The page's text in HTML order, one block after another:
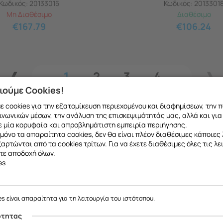
Κωδικός: 20133015
Μη Διαθέσιμο
€167.79
Κωδικός: 20133018
Διαθέσιμο
€106.24
1 2 3 4
ανταλλακτικό που θέλετε μπορείτε να
μιλήσετε με εξειδικευμένο συνεργάτη
Cookies!
cookies για την εξατομίκευση περιεχομένου και διαφημίσεων, την
μέσων, την ανάλυση της επισκεψιμότητάς μας, αλλά και
κορυφαία και απροβλημάτιστη εμπειρία περιήγησης.
τα απαραίτητα cookies, δεν θα είναι πλέον διαθέσιμες κάποιες
από τα cookies τρίτων. Για να έχετε διαθέσιμες όλες τις
αποδοχή όλων.
είναι απαραίτητα για τη λειτουργία του ιστότοπου.
να σας ενημερώσουμε ότι η επιχείρησή μας θα παραμείνει κλειστή
έως και 18/08, λόγω καλοκαιρινών διακοπών.
Θα είμαστε ξανά κοντά σας από19/08.